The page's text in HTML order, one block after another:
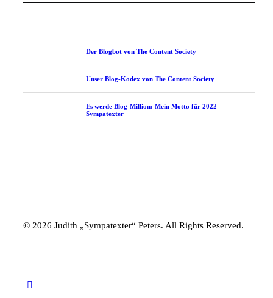
Der Blogbot von The Content Society
Unser Blog-Kodex von The Content Society
Es werde Blog-Million: Mein Motto für 2022 –
Sympatexter
© 2026 Judith „Sympatexter“ Peters. All Rights Reserved.